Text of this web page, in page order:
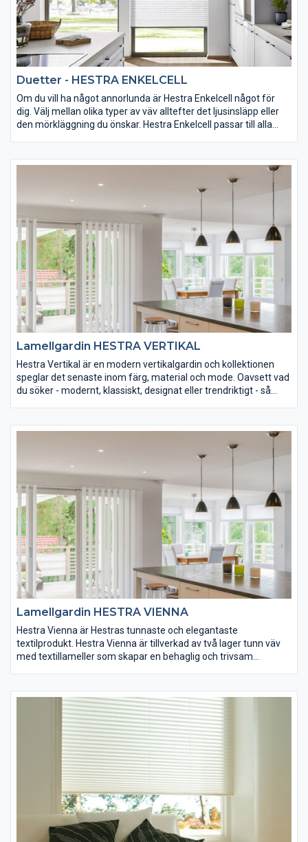
Duetter - HESTRA ENKELCELL
Om du vill ha något annorlunda är Hestra Enkelcell något för
dig. Välj mellan olika typer av väv alltefter det ljusinsläpp eller
den mörkläggning du önskar. Hestra Enkelcell passar till alla
fönstret ett vackert utseende utan också har en isolerande
effekt. På Hestra Enkelcell finns inga synliga hål eller linor som
tar bort det eleganta utseendet på solskyddet.
Lamellgardin HESTRA VERTIKAL
Hestra Vertikal är en modern vertikalgardin och kollektionen
speglar det senaste inom färg, material och mode. Oavsett vad
du söker - modernt, klassiskt, designat eller trendriktigt - så
tekniska egenskaper och ger ökad livslängd.
Hestra Vertikal kan monteras på vägg eller i tak, exempelvis för
att täcka en hel vägg eller som rumsavdelare. Monteringens
överkant kan vara rakt eller lutande. Gardinen manövreras
manuellt eller med motor.
Lamellgardin HESTRA VIENNA
Hestra Vienna är Hestras tunnaste och elegantaste
textilprodukt. Hestra Vienna är tillverkad av två lager tunn väv
med textillameller som skapar en behaglig och trivsam
skapa en unik miljö. Den är ett spännande alternativ eller
komplement till det traditionella gardinarrangemanget.
Hestra Vienna specialtillverkas efter mått för just ditt fönster.
På det sättet vet du att du alltid får perfekt passform.